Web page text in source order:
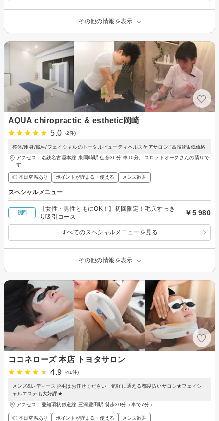
その他の情報を表示
AQUA chiropractic & esthetic岡崎
5.0
(2件)
整体/痩身/脱毛/フェイシャルのトータルビューティヘルスケアサロン!"高技術&低価格
アクセス：名鉄名古屋本線 東岡崎駅 徒歩36分 車10分。スロットオータさんの隣りで
す。
◎ 本日空席あり ポイントが貯まる・使える メンズ歓迎
スペシャルメニュー
初回
【女性・男性ともにOK！】初回限定！毛穴すっき
り吸引コース
￥5,980
すべてのスペシャルメニューを見る
その他の情報を表示
ココネローズ 本店 トヨタサロン
4.9
(41件)
メンズ&レディース脱毛はお任せください！気軽に通える都度払いサロン★フェイシ
ャルエステも大好評★
アクセス：愛知環状鉄道線 三河豊田駅 徒歩30分（車で7分）
◎ 本日空席あり ポイントが貯まる・使える メンズ歓迎